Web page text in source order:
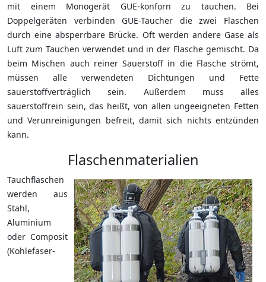
mit einem Monogerät GUE-konforn zu tauchen. Bei
Doppelgeräten verbinden GUE-Taucher die zwei Flaschen
durch eine absperrbare Brücke. Oft werden andere Gase als
Luft zum Tauchen verwendet und in der Flasche gemischt. Da
beim Mischen auch reiner Sauerstoff in die Flasche strömt,
müssen alle verwendeten Dichtungen und Fette
sauerstoffverträglich sein. Außerdem muss alles
sauerstoffrein sein, das heißt, von allen ungeeigneten Fetten
und Verunreinigungen befreit, damit sich nichts entzünden
kann.
Flaschenmaterialien
Tauchflaschen
werden aus
Stahl,
Aluminium
oder Composit
(Kohlefaser-